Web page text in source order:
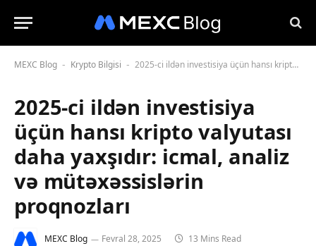
MEXC Blog - Krypto Bilgisi - 2025-ci ildən investisiya üçün hansı kripto valyutası daha yaxşıdır: icmal, analiz və mütəxəssislərin proqnozları
2025-ci ildən investisiya
üçün hansı kripto valyutası
daha yaxşıdır: icmal, analiz
və mütəxəssislərin
proqnozları
MEXC Blog Fevral 28, 2025 13 Mins Read